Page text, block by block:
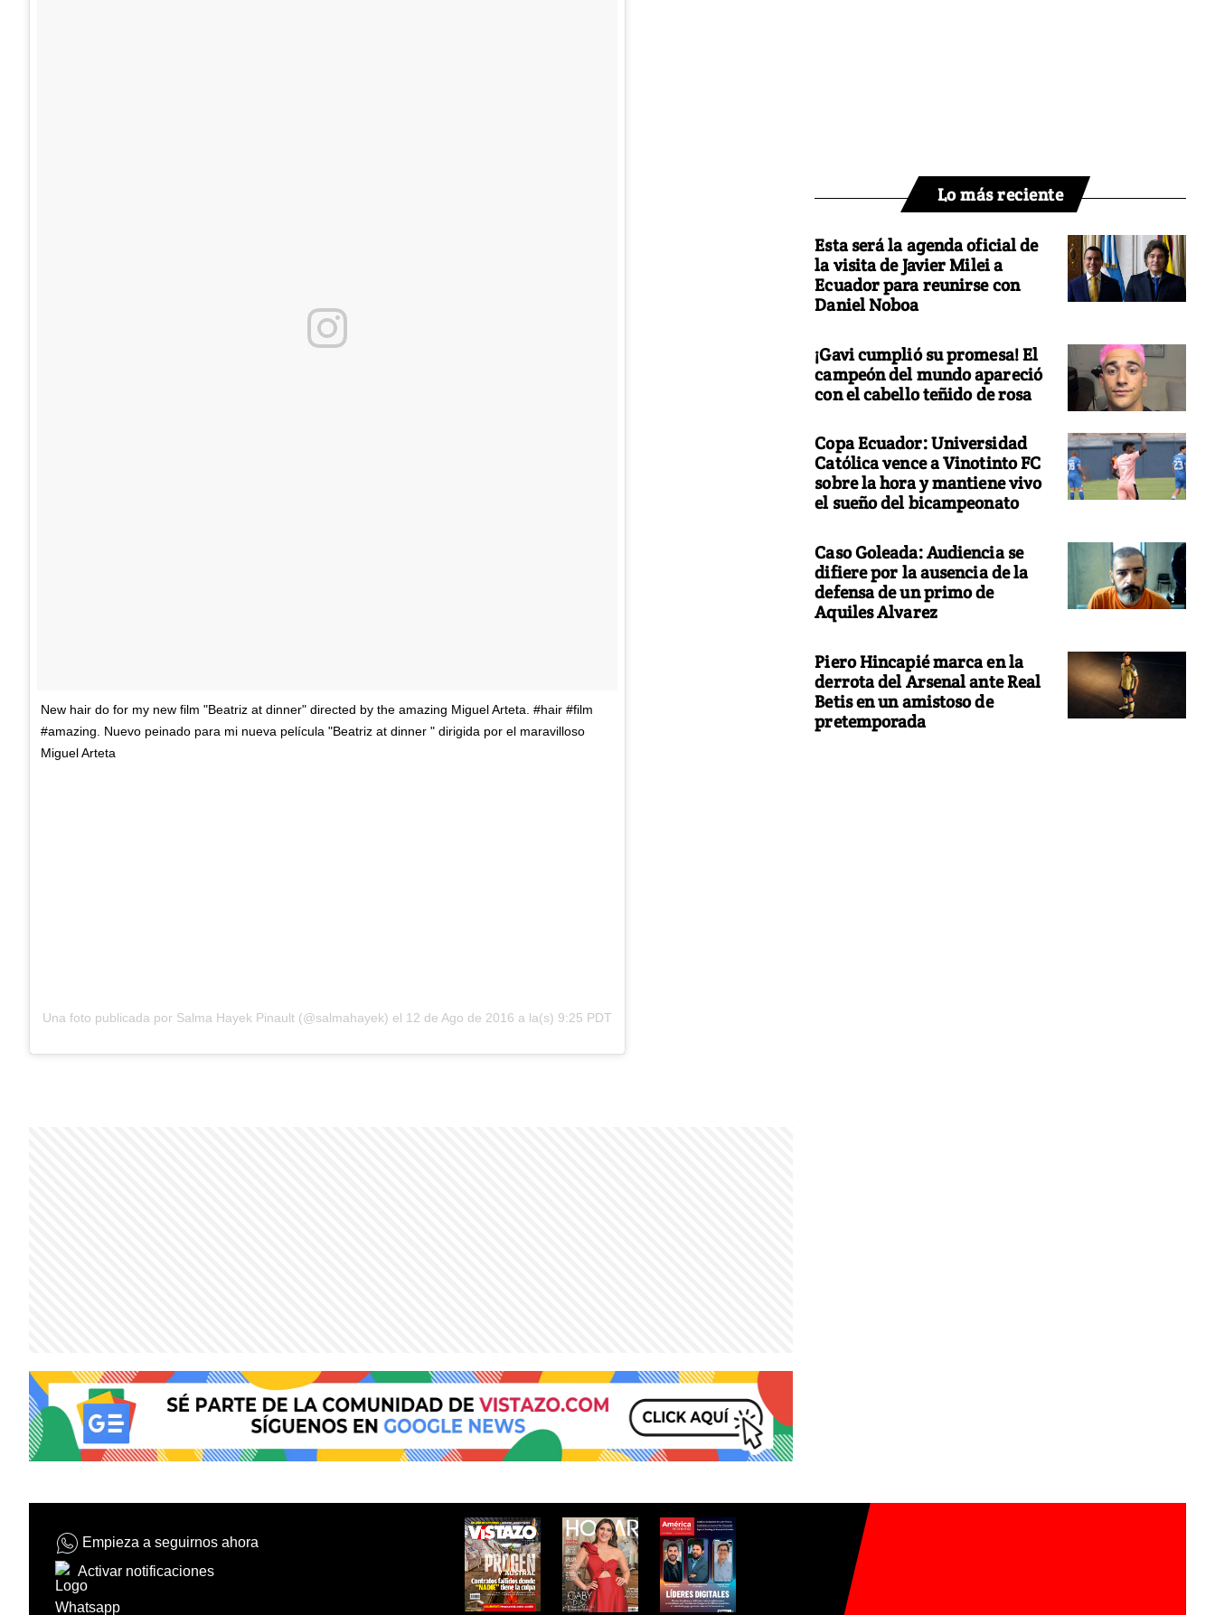
New hair do for my new film "Beatriz at dinner" directed by the amazing Miguel Arteta. #hair #film
#amazing. Nuevo peinado para mi nueva película "Beatriz at dinner " dirigida por el maravilloso
Miguel Arteta
Una foto publicada por Salma Hayek Pinault (@salmahayek) el 12 de Ago de 2016 a la(s) 9:25 PDT
Lo más reciente
Esta será la agenda oficial de
la visita de Javier Milei a
Ecuador para reunirse con
Daniel Noboa
¡Gavi cumplió su promesa! El
campeón del mundo apareció
con el cabello teñido de rosa
Copa Ecuador: Universidad
Católica vence a Vinotinto FC
sobre la hora y mantiene vivo
el sueño del bicampeonato
Caso Goleada: Audiencia se
difiere por la ausencia de la
defensa de un primo de
Aquiles Alvarez
Piero Hincapié marca en la
derrota del Arsenal ante Real
Betis en un amistoso de
pretemporada
Empieza a seguirnos ahora
Activar notificaciones